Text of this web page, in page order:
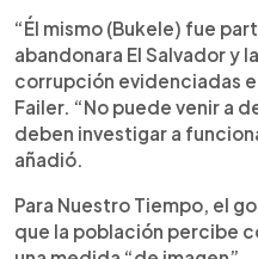
“Él mismo (Bukele) fue
abandonara El Salvador y
corrupción evidenciadas
Failer. “No puede venir a
deben investigar a
añadió.
Para Nuestro Tiempo, el
que la población percibe